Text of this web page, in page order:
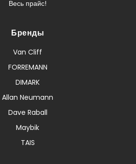
Весь прайс!
Бренды
Van Cliff
FORREMANN
DIMARK
Allan Neumann
Dave Raball
Maybik
TAIS